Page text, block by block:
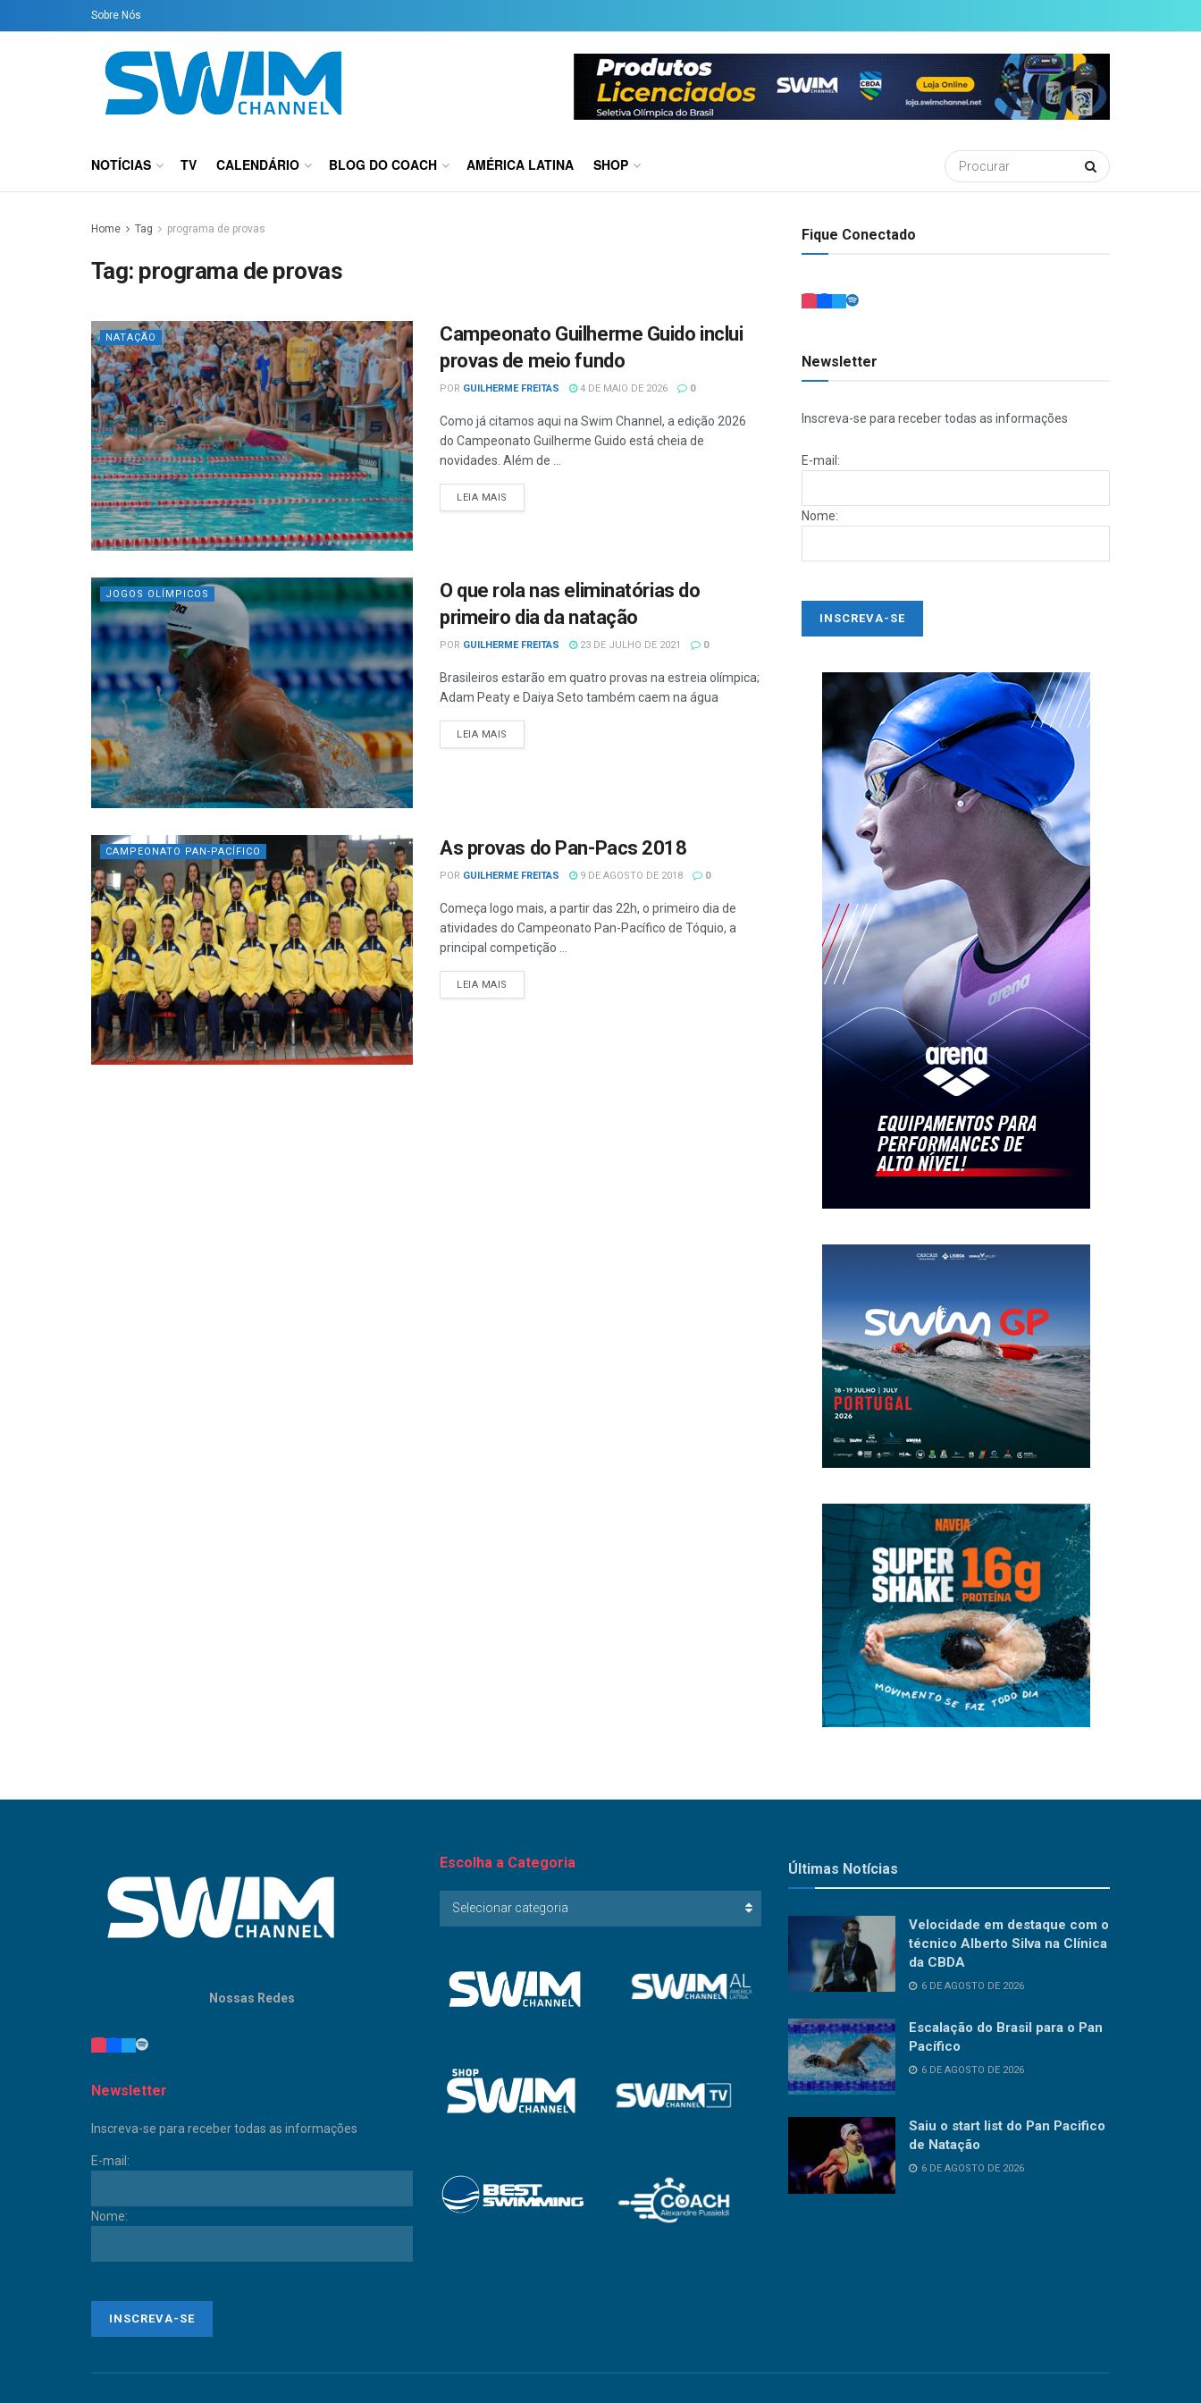
Sobre Nós
NOTÍCIAS TV CALENDÁRIO BLOG DO COACH AMÉRICA LATINA SHOP
Home Tag programa de provas
Tag: programa de provas
NATAÇÃO
Campeonato Guilherme Guido inclui
provas de meio fundo
POR GUILHERME FREITAS 4 DE MAIO DE 2026 0
Como já citamos aqui na Swim Channel, a edição 2026
do Campeonato Guilherme Guido está cheia de
novidades. Além de ...
LEIA MAIS
JOGOS OLÍMPICOS
O que rola nas eliminatórias do
primeiro dia da natação
POR GUILHERME FREITAS 23 DE JULHO DE 2021 0
Brasileiros estarão em quatro provas na estreia olímpica;
Adam Peaty e Daiya Seto também caem na água
LEIA MAIS
CAMPEONATO PAN-PACÍFICO As provas do Pan-Pacs 2018
POR GUILHERME FREITAS 9 DE AGOSTO DE 2018 0
Começa logo mais, a partir das 22h, o primeiro dia de
atividades do Campeonato Pan-Pacífico de Tóquio, a
principal competição ...
LEIA MAIS
Fique Conectado
Newsletter
Inscreva-se para receber todas as informações
E-mail:
Nome:
Nossas Redes
Newsletter
Inscreva-se para receber todas as informações
E-mail:
Nome:
Escolha a Categoria
Escolha
Selecionar categoria
Últimas Notícias
Velocidade em destaque com o
técnico Alberto Silva na Clínica
da CBDA
6 DE AGOSTO DE 2026
Escalação do Brasil para o Pan
Pacífico
6 DE AGOSTO DE 2026
Saiu o start list do Pan Pacifico
de Natação
6 DE AGOSTO DE 2026